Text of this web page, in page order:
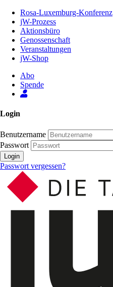
Inhalt
Seite
Rosa-Luxemburg-Konferenz
jW-Prozess
Aktionsbüro
Genossenschaft
Veranstaltungen
jW-Shop
Abo
Spende
Login
Benutzername
Passwort
Login
Passwort vergessen?